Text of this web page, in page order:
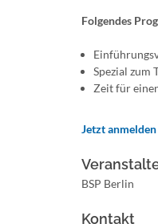
Folgendes
Spezial zum
Zeit für
Jetzt anmelden
BSP Berlin
Kontakt